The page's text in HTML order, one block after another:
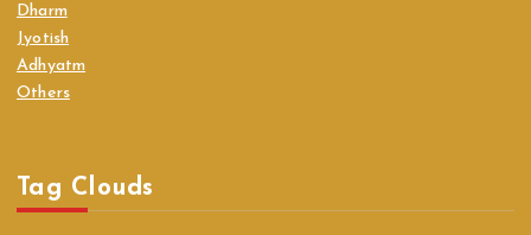
Dharm
Jyotish
Adhyatm
Others
Tag Clouds